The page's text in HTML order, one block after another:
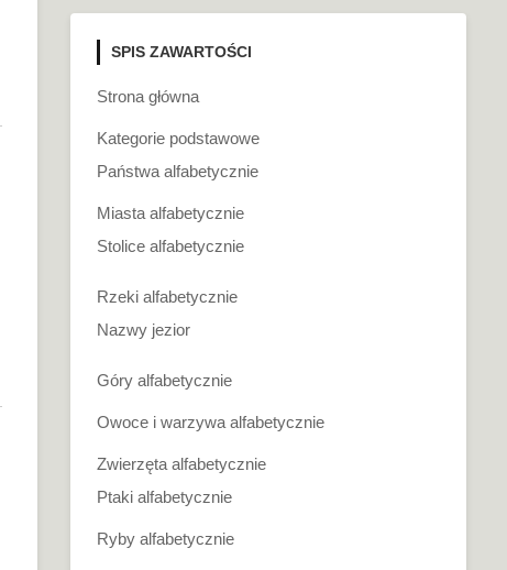
SPIS ZAWARTOŚCI
Strona główna
Kategorie podstawowe
Państwa alfabetycznie
Miasta alfabetycznie
Stolice alfabetycznie
Rzeki alfabetycznie
Nazwy jezior
Góry alfabetycznie
Owoce i warzywa alfabetycznie
Zwierzęta alfabetycznie
Ptaki alfabetycznie
Ryby alfabetycznie